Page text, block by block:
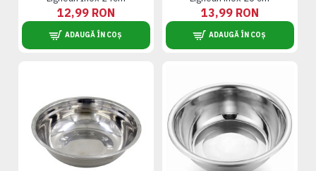
12,99 RON
ADAUGĂ ÎN COȘ
13,99 RON
ADAUGĂ ÎN COȘ